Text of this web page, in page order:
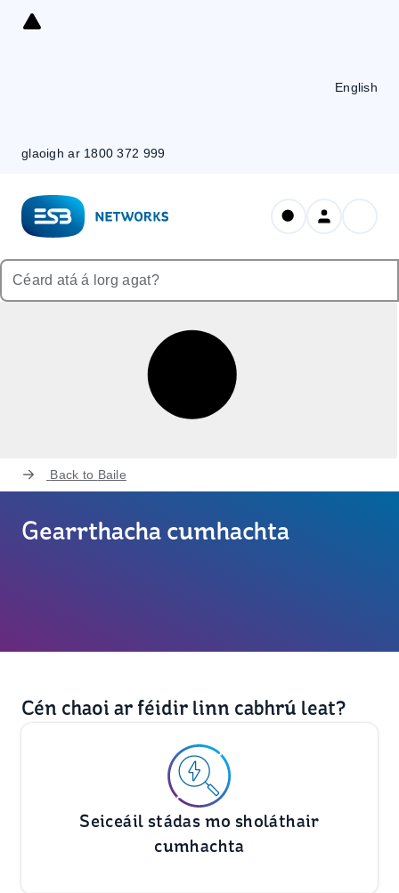
Skip
glaoigh ar 1800 372 999
English
Back to Baile
Gearrthacha cumhachta
Cén chaoi ar féidir linn cabhrú leat?
Seiceáil stádas mo sholáthair
cumhachta